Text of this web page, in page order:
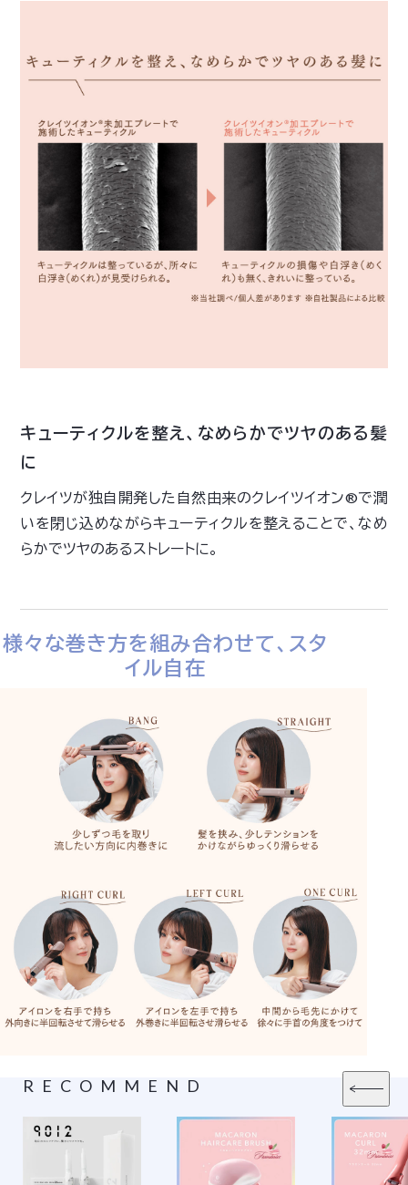
キューティクルを整え、なめらかでツヤのある髪
に
クレイツが独自開発した自然由来のクレイツイオン®で潤
いを閉じ込めながらキューティクルを整えることで、なめ
らかでツヤのあるストレートに。
様々な巻き方を組み合わせて、スタ
イル自在
RECOMMEND